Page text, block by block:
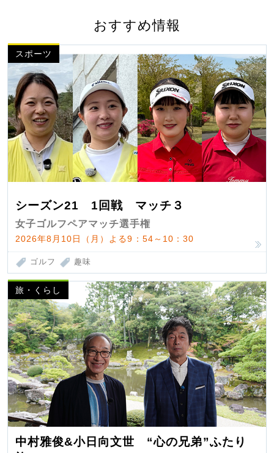
おすすめ情報
スポーツ
シーズン21 1回戦 マッチ３
女子ゴルフペアマッチ選手権
2026年8月10日（月）よる9：54～10：30
ゴルフ 趣味
旅・くらし
中村雅俊&小日向文世 “心の兄弟”ふたり